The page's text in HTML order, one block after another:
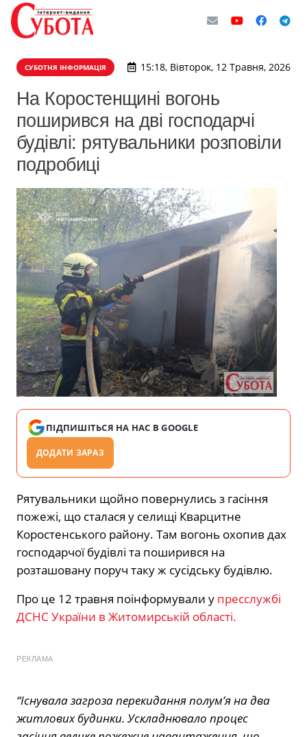
СУБОТНЯ ІНФОРМАЦІЯ 15:18, Вівторок, 12 Травня, 2026
На Коростенщині вогонь
поширився на дві господарчі
будівлі: рятувальники розповіли
подробиці
ПІДПИШІТЬСЯ НА НАС В GOOGLE
ДОДАТИ ЗАРАЗ
Рятувальники щойно повернулись з гасіння
пожежі, що сталася у селищі Кварцитне
Коростенського району. Там вогонь охопив дах
господарчої будівлі та поширився на
розташовану поруч таку ж сусідську будівлю.
Про це 12 травня поінформували у пресслужбі
ДСНС України в Житомирській області.
РЕКЛАМА
“Існувала загроза перекидання полум’я на два
житлових будинки. Ускладнювало процес